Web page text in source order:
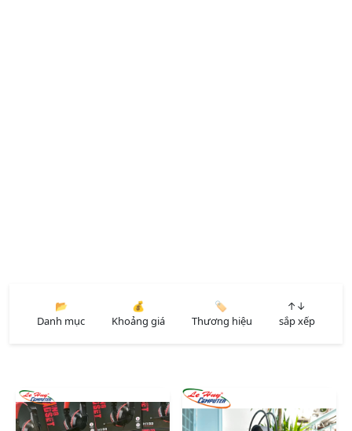
📂
Danh mục
💰
Khoảng giá
🏷️
Thương hiệu
↑↓
sắp xếp